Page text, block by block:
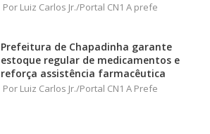
Por Luiz Carlos Jr./Portal CN1 A prefe
Prefeitura de Chapadinha garante
estoque regular de medicamentos e
reforça assistência farmacêutica
Por Luiz Carlos Jr./Portal CN1 A Prefe